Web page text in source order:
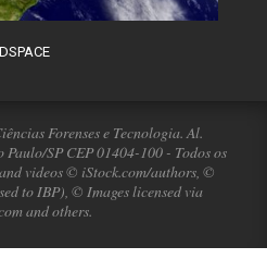
DSPACE
Forenses e Tecnologia. Al.
Paulo/SP CEP 01404-100 - Todos os
videos © iStock.com/authors, ©
to IBP), © Images licensed via
and others.